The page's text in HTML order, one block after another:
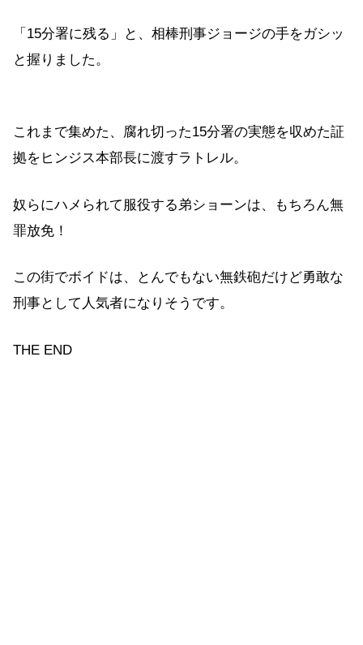
「15分署に残る」と、相棒刑事ジョージの手をガシッ
と握りました。
これまで集めた、腐れ切った15分署の実態を収めた証
拠をヒンジス本部長に渡すラトレル。
奴らにハメられて服役する弟ショーンは、もちろん無
罪放免！
この街でボイドは、とんでもない無鉄砲だけど勇敢な
刑事として人気者になりそうです。
THE END